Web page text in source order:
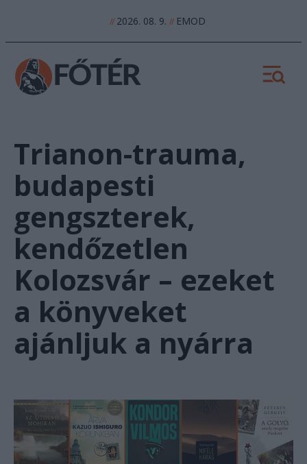
//2026. 08. 9. //EMOD
Trianon-trauma,
budapesti
gengszterek,
kendőzetlen
Kolozsvár – ezeket
a könyveket
ajánljuk a nyárra